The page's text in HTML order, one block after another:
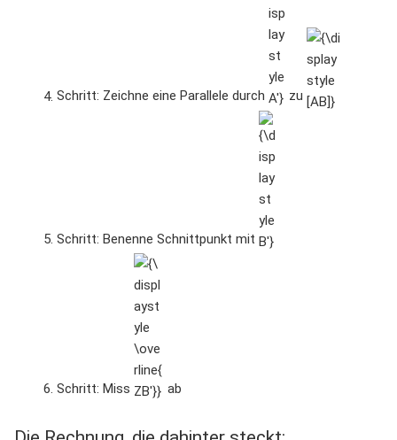
Schritt: Zeichne eine Parallele durch zu
Schritt: Benenne Schnittpunkt mit
{\displaystyle
B'}
Schritt: Miss
{\displaystyle
\overline{ZB'}}
ab